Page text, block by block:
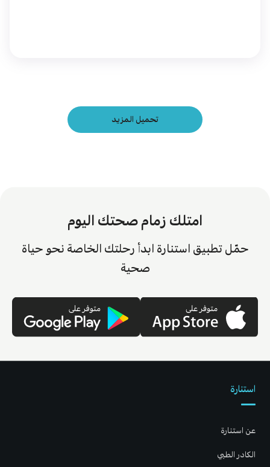
تحميل المزيد
امتلك زمام صحتك اليوم
حمّل تطبيق استنارة ابدأ رحلتك الخاصة نحو حياة
صحية
استنارة
عن استنارة
الكادر الطبي